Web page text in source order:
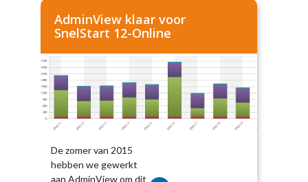
AdminView klaar voor
SnelStart 12-Online
De zomer van 2015
hebben we gewerkt
aan AdminView om dit